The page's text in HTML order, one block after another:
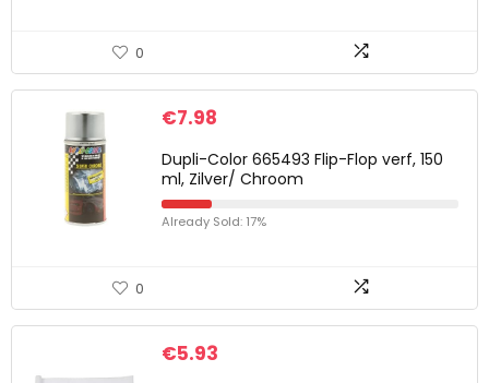
0
€7.98
Dupli-Color 665493 Flip-Flop verf, 150
ml, Zilver/ Chroom
Already Sold: 17%
0
€5.93